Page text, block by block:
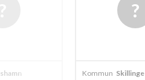
Kommun Skillinge